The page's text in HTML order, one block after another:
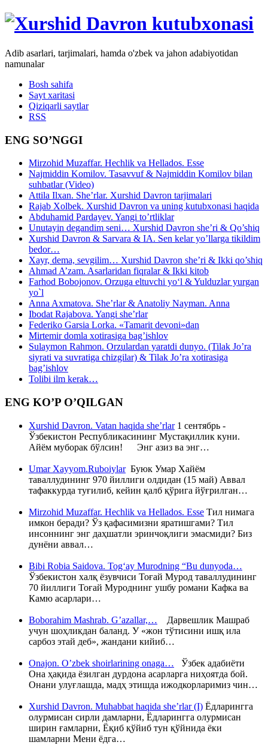
Adib asarlari, tarjimalari, hamda o'zbek va jahon adabiyotidan
namunalar
Bosh sahifa
Sayt xaritasi
Qiziqarli saytlar
RSS
ENG SO’NGGI
Mirzohid Muzaffar. Hechlik va Hellados. Esse
Najmiddin Komilov. Tasavvuf & Najmiddin Komilov bilan
suhbatlar (Video)
Attila Ilxan. She’rlar. Xurshid Davron tarjimalari
Rajab Xolbek. Xurshid Davron va uning kutubxonasi haqida
Abduhamid Pardayev. Yangi to’rtliklar
Unutayin degandim seni… Xurshid Davron she’ri & Qo’shiq
Xurshid Davron & Sarvara & IA. Sen kelar yo’llarga tikildim
bedor…
Xayr, dema, sevgilim… Xurshid Davron she’ri & Ikki qo’shiq
Ahmad A’zam. Asarlaridan fiqralar & Ikki kitob
Farhod Bobojonov. Orzuga eltuvchi yo‘l & Yulduzlar yurgan
yo`l
Anna Axmatova. She’rlar & Anatoliy Nayman. Anna
Ibodat Rajabova. Yangi she’rlar
Federiko Garsia Lorka. «Tamarit devoni»dan
Mirtemir domla xotirasiga bag’ishlov
Sulaymon Rahmon. Orzulardan yaratdi dunyo. (Tilak Jo’ra
siyrati va suvratiga chizgilar) & Tilak Jo’ra xotirasiga
bag’ishlov
Tolibi ilm kerak…
ENG KO’P O’QILGAN
Xurshid Davron. Vatan haqida she’rlar1 сентябрь -
Ўзбекистон Республикасининг Мустақиллик куни.
Айём муборак бўлсин! Энг азиз ва энг…
Umar Xayyom.RuboiylarБуюк Умар Хайём
таваллудининг 970 йиллиги олдидан (15 май) Аввал
тафаккурда туғилиб, кейин қалб қўрига йўғрилган…
Mirzohid Muzaffar. Hechlik va Hellados. Esse Тил нимага
имкон беради? Ўз қафасимизни яратишгами? Тил
инсоннинг энг даҳшатли эринчоқлиги эмасмиди? Биз
дунёни аввал…
Bibi Robia Saidova. Tog‘ay Murodning “Bu dunyoda…
Ўзбекистон халқ ёзувчиси Тоғай Мурод таваллудининг
70 йиллиги Тоғай Муроднинг ушбу романи Кафка ва
Камю асарлари…
Boborahim Mashrab. G’azallar,… Дарвешлик Машраб
учун шоҳликдан баланд. У «жон тўтисини ишқ ила
сарбоз этай деб», жандани кийиб…
Onajon. O’zbek shoirlarining onaga… Ўзбек адабиёти
Она ҳақида ёзилган дурдона асарларга ниҳоятда бой.
Онани улуғлашда, мадҳ этишда ижодкорларимиз чин…
Xurshid Davron. Muhabbat haqida she’rlar (I) Ёдларингга
олурмисан сирли дамларни, Ёдларингга олурмисан
ширин ғамларни, Ёқиб қўйиб тун қўйнида ёки
шамларни Мени ёдга…